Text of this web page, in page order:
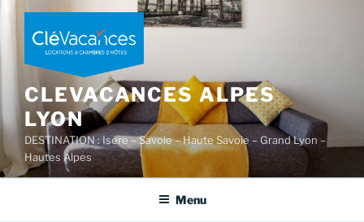
Aller
contenu
principal
CLEVACANCES ALPES
LYON
DESTINATION : Isère – Savoie – Haute Savoie – Grand Lyon –
Hautes Alpes
Menu